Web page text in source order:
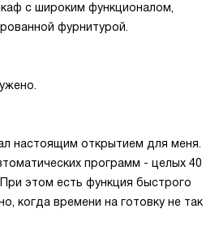
с широким функционалом,
фурнитурой.
настоящим открытием для меня.
программ - целых 40
этом есть функция быстрого
когда времени на готовку не так